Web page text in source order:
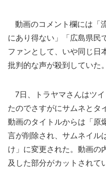
動画のコメント欄には「
にあり得ない」「広島県民
ファンとして、いや同じ日
批判的な声が殺到していた。
7日、トラヤマさんはツ
たのでさすがにサムネとタ
動画のタイトルからは「原
言が削除され、サムネイル
け」に変更された。動画の
及した部分がカットされて